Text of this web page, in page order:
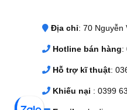
Địa chỉ: 70 Nguyễn
Hotline bán hàng:
Hỗ trợ kĩ thuật:
Khiếu nại : 0399